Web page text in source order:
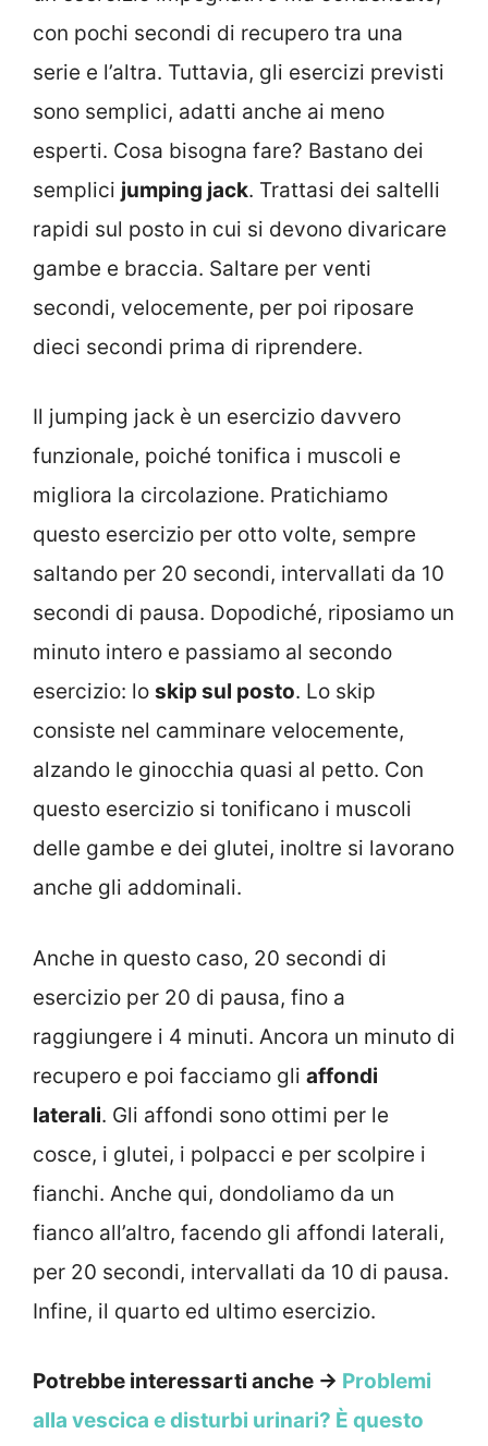
con pochi secondi di recupero tra una
serie e l’altra. Tuttavia, gli esercizi previsti
sono semplici, adatti anche ai meno
esperti. Cosa bisogna fare? Bastano dei
semplici jumping jack. Trattasi dei saltelli
rapidi sul posto in cui si devono divaricare
gambe e braccia. Saltare per venti
secondi, velocemente, per poi riposare
dieci secondi prima di riprendere.
Il jumping jack è un esercizio davvero
funzionale, poiché tonifica i muscoli e
migliora la circolazione. Pratichiamo
questo esercizio per otto volte, sempre
saltando per 20 secondi, intervallati da 10
secondi di pausa. Dopodiché, riposiamo un
minuto intero e passiamo al secondo
esercizio: lo skip sul posto. Lo skip
consiste nel camminare velocemente,
alzando le ginocchia quasi al petto. Con
questo esercizio si tonificano i muscoli
delle gambe e dei glutei, inoltre si lavorano
anche gli addominali.
Anche in questo caso, 20 secondi di
esercizio per 20 di pausa, fino a
raggiungere i 4 minuti. Ancora un minuto di
recupero e poi facciamo gli affondi
laterali. Gli affondi sono ottimi per le
cosce, i glutei, i polpacci e per scolpire i
fianchi. Anche qui, dondoliamo da un
fianco all’altro, facendo gli affondi laterali,
per 20 secondi, intervallati da 10 di pausa.
Infine, il quarto ed ultimo esercizio.
Potrebbe interessarti anche → Problemi
alla vescica e disturbi urinari? È questo